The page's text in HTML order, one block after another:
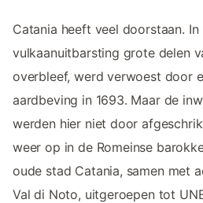
Catania heeft veel doorstaan.
vulkaanuitbarsting grote delen
overbleef, werd verwoest door
aardbeving in 1693. Maar de
werden hier niet door
weer op in de Romeinse
oude stad Catania, samen met
Val di Noto, uitgeroepen tot